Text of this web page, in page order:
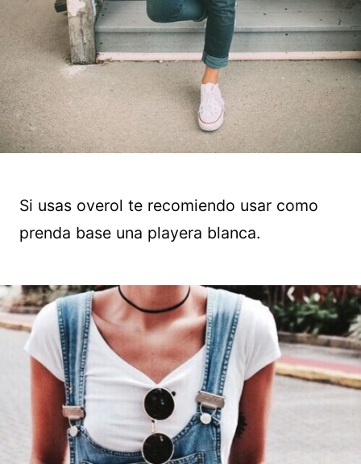
Si usas overol te recomiendo usar como
prenda base una playera blanca.